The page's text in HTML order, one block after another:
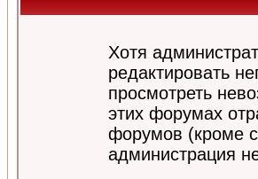
Хотя
редактировать
просмотреть
этих форумах
форумов (кроме
администрация